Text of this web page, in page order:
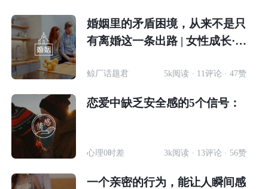
婚姻里的矛盾困境，从来不是只
有离婚这一条出路 | 女性成长·咨
鲸厂话题君 5k阅读 · 11评论 · 47赞
恋爱中缺乏安全感的5个信号：
心理0时差 3k阅读 · 13评论 · 56赞
一个亲密的行为，能让人瞬间感